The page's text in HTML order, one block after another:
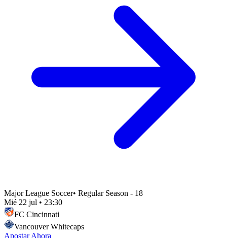
Major League Soccer• Regular Season - 18
Mié 22 jul • 23:30
FC Cincinnati
Vancouver Whitecaps
Apostar Ahora